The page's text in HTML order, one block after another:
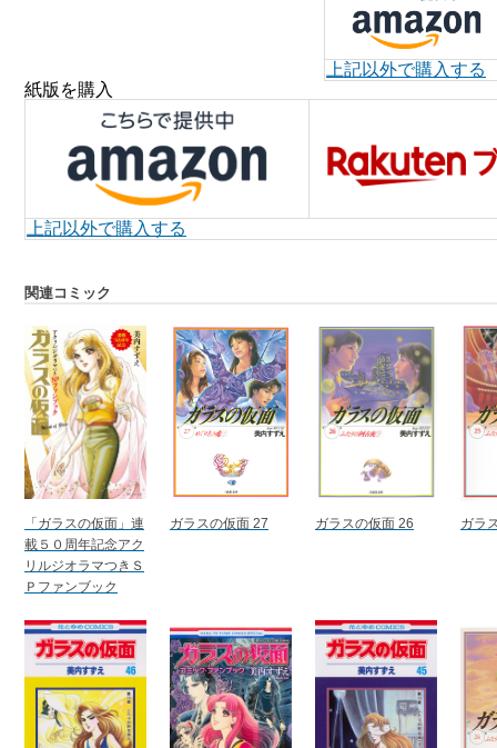
上記以外で購入する
紙版を購入
上記以外で購入する
関連コミック
「ガラスの仮面」連
載５０周年記念アク
リルジオラマつきＳ
Ｐファンブック
ガラスの仮面 27 ガラスの仮面 26 ガラ